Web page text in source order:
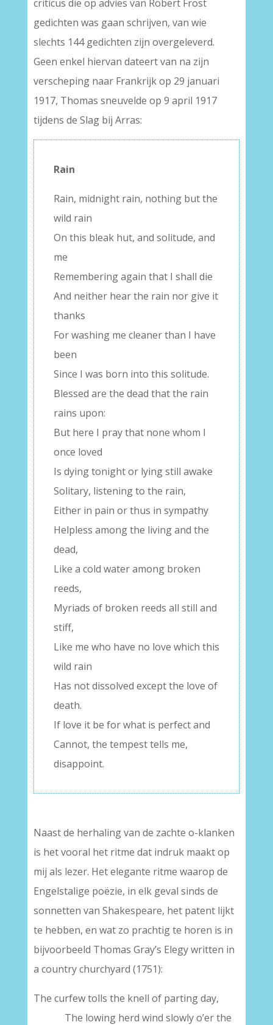
criticus die op advies van Robert Frost
gedichten was gaan schrijven, van wie
slechts 144 gedichten zijn overgeleverd.
Geen enkel hiervan dateert van na zijn
verscheping naar Frankrijk op 29 januari
1917, Thomas sneuvelde op 9 april 1917
tijdens de Slag bij Arras:
Rain
Rain, midnight rain, nothing but the
wild rain
On this bleak hut, and solitude, and
me
Remembering again that I shall die
And neither hear the rain nor give it
thanks
For washing me cleaner than I have
been
Since I was born into this solitude.
Blessed are the dead that the rain
rains upon:
But here I pray that none whom I
once loved
Is dying tonight or lying still awake
Solitary, listening to the rain,
Either in pain or thus in sympathy
Helpless among the living and the
dead,
Like a cold water among broken
reeds,
Myriads of broken reeds all still and
stiff,
Like me who have no love which this
wild rain
Has not dissolved except the love of
death.
If love it be for what is perfect and
Cannot, the tempest tells me,
disappoint.
Naast de herhaling van de zachte o-klanken
is het vooral het ritme dat indruk maakt op
mij als lezer. Het elegante ritme waarop de
Engelstalige poëzie, in elk geval sinds de
sonnetten van Shakespeare, het patent lijkt
te hebben, en wat zo prachtig te horen is in
bijvoorbeeld Thomas Gray’s Elegy written in
a country churchyard (1751):
The curfew tolls the knell of parting day,
The lowing herd wind slowly o’er the